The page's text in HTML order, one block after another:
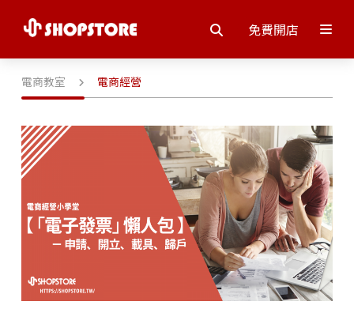
免費開店
電商教室 電商經營